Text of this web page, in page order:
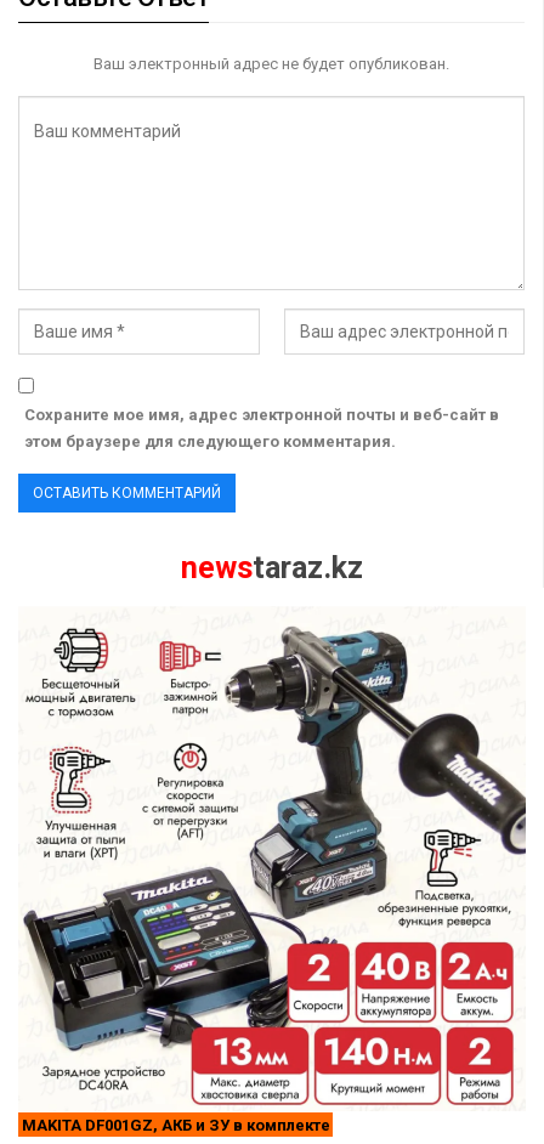
Ваш электронный адрес не будет опубликован.
Сохраните мое имя, адрес электронной почты и веб-сайт в
этом браузере для следующего комментария.
newstaraz.kz
MAKITA DF001GZ, АКБ и ЗУ в комплекте